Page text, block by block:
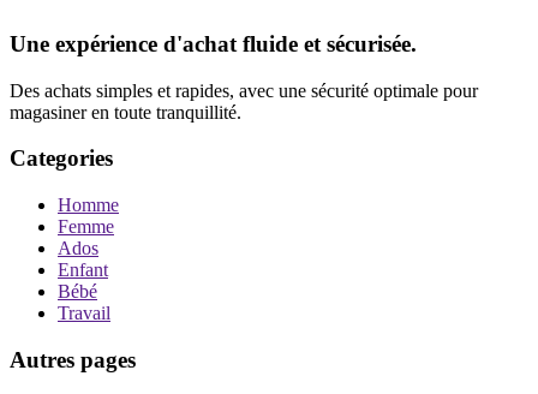
Une expérience d'achat fluide et sécurisée.
Des achats simples et rapides, avec une sécurité optimale pour
magasiner en toute tranquillité.
Categories
Homme
Femme
Ados
Enfant
Bébé
Travail
Autres pages